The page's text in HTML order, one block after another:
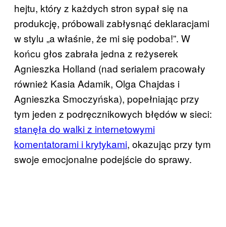
hejtu, który z każdych stron sypał się na
produkcję, próbowali zabłysnąć deklaracjami
w stylu „a właśnie, że mi się podoba!”. W
końcu głos zabrała jedna z reżyserek
Agnieszka Holland (nad serialem pracowały
również Kasia Adamik, Olga Chajdas i
Agnieszka Smoczyńska), popełniając przy
tym jeden z podręcznikowych błędów w sieci:
stanęła do walki z internetowymi
komentatorami i krytykami, okazując przy tym
swoje emocjonalne podejście do sprawy.